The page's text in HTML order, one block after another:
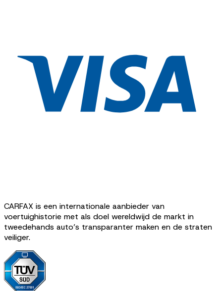
CARFAX is een internationale aanbieder van
voertuighistorie met als doel wereldwijd de markt in
tweedehands auto’s transparanter maken en de straten
veiliger.